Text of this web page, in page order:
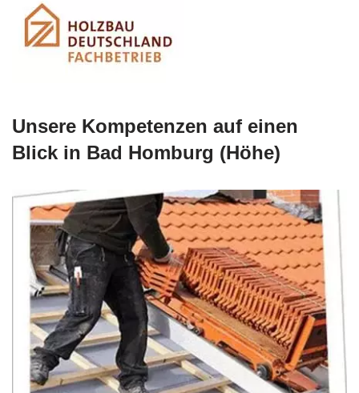
Unsere Kompetenzen auf einen
Blick in Bad Homburg (Höhe)